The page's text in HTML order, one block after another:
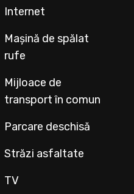
Internet
Mașină de spălat
rufe
Mijloace de
transport în comun
Parcare deschisă
Străzi asfaltate
TV